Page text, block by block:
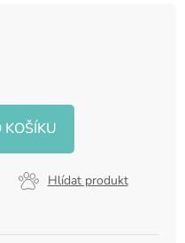
Hlídat produkt